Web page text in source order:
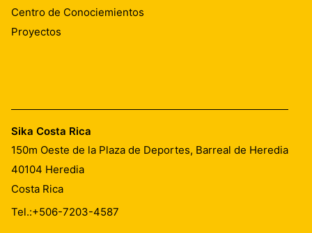
Centro de Conociemientos
Proyectos
Sika Costa Rica
150m Oeste de la Plaza de Deportes, Barreal de Heredia
40104 Heredia
Costa Rica
Tel.:+506-7203-4587